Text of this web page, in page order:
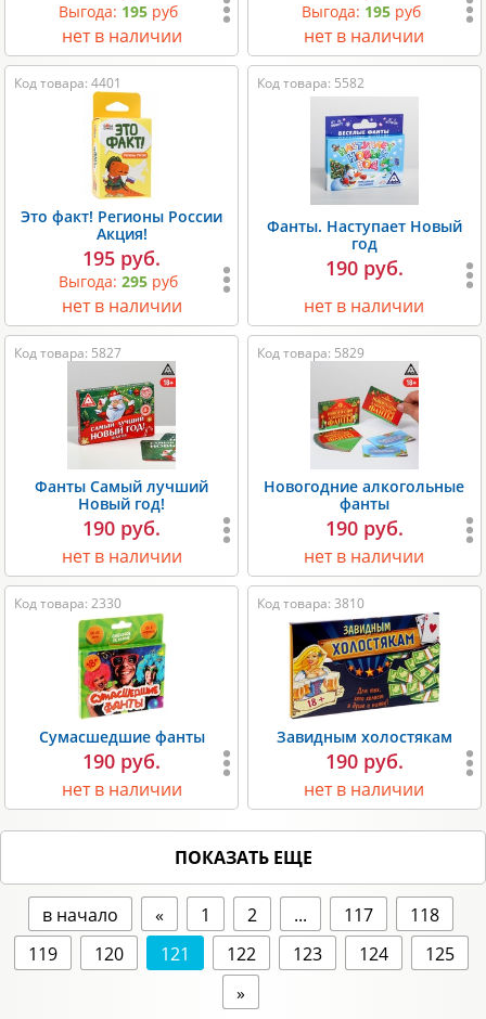
Выгода: 195 руб
нет в наличии
Выгода: 195руб
нет в наличии
Код товара: 4401
Это факт! Регионы России
Акция!
195 руб.
Выгода:295 руб
нет в наличии
Код товара: 5582
Фанты. Наступает Новый
год
190 руб.
нет в наличии
Код товара: 5827
Фанты Самый лучший
Новый год!
190 руб.
нет в наличии
Код товара: 5829
Новогодние алкогольные
фанты
190 руб.
нет в наличии
Код товара: 2330
Сумасшедшие фанты
190 руб.
нет в наличии
Код товара: 3810
Завидным холостякам
190 руб.
нет в наличии
ПОКАЗАТЬ ЕЩЕ
в начало « 1 2 ... 117
118
119
120 121 122 123 124
125
»